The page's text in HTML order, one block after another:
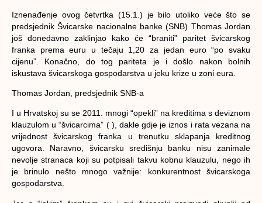
Iznenađenje ovog četvrtka (15.1.) je bilo utoliko veće što se
predsjednik Švicarske nacionalne banke (SNB) Thomas Jordan
još donedavno zaklinjao kako će “braniti” paritet švicarskog
franka prema euru u tečaju 1,20 za jedan euro “po svaku
cijenu”. Konačno, do tog pariteta je i došlo nakon bolnih
iskustava švicarskoga gospodarstva u jeku krize u zoni eura.
Thomas Jordan, predsjednik SNB-a
I u Hrvatskoj su se 2011. mnogi “opekli” na kreditima s deviznom
klauzulom u “švicarcima” ( ), dakle gdje je iznos i rata vezana na
vrijednost švicarskog franka u trenutku sklapanja kreditnog
ugovora. Naravno, švicarsku središnju banku nisu zanimale
nevolje stranaca koji su potpisali takvu kobnu klauzulu, nego ih
je brinulo nešto mnogo važnije: konkurentnost švicarskoga
gospodarstva.